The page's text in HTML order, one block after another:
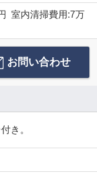
室内清掃費用:7万
お問い合わせ
き。